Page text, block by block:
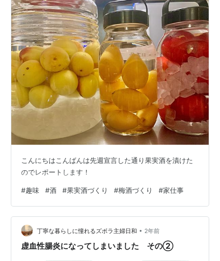
こんにちはこんばんは先週宣言した通り果実酒を漬けた
のでレポートします！
#趣味 #酒 #果実酒づくり #梅酒づくり #家仕事
丁寧な暮らしに憧れるズボラ主婦日和 • 2年前
虚血性腸炎になってしまいました その②